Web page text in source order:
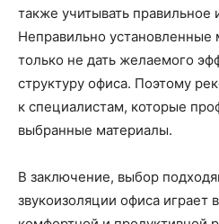
также учитывать правильное
Неправильно установленные
только не дать желаемого
структуру офиса. Поэтому
к специалистам, которые
выбранные материалы.
В заключение, выбор
звукоизоляции офиса играет